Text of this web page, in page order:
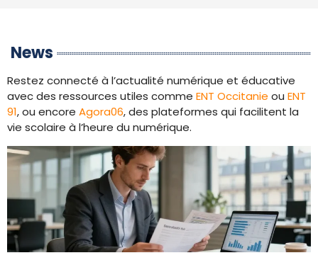
News
Restez connecté à l’actualité numérique et éducative
avec des ressources utiles comme ENT Occitanie ou ENT
91, ou encore Agora06, des plateformes qui facilitent la
vie scolaire à l’heure du numérique.